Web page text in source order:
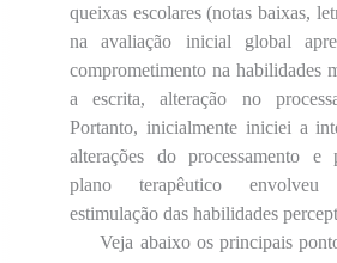
queixas escolares (notas baixas,
na avaliação inicial global
comprometimento na habilidades
a escrita, alteração no
Portanto, inicialmente iniciei a
alterações do processamento e
plano terapêutico
estimulação das habilidades
Veja abaixo os principais